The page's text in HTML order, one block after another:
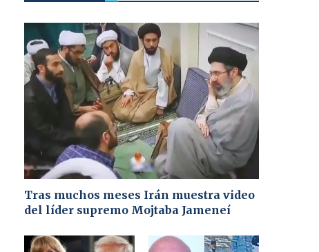
Tras muchos meses Irán muestra video
del líder supremo Mojtaba Jameneí